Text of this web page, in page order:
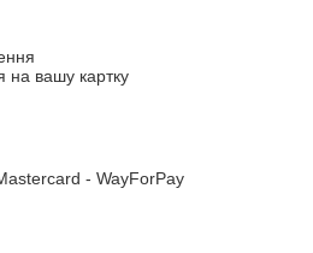
на вашу картку
- WayForPay